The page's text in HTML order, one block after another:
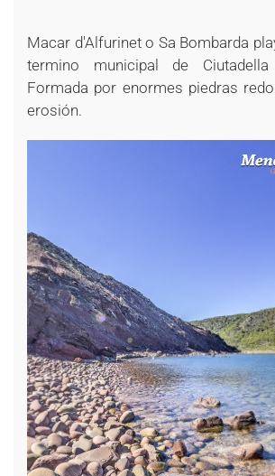
Macar d'Alfurinet o Sa Bombarda
termino municipal de
Formada por enormes piedras
erosión.